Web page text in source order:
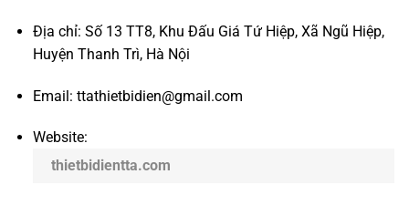
Địa chỉ: Số 13 TT8, Khu Đấu Giá Tứ Hiệp, Xã Ngũ Hiệp,
Huyện Thanh Trì, Hà Nội
Email: ttathietbidien@gmail.com
Website:
thietbidientta.com